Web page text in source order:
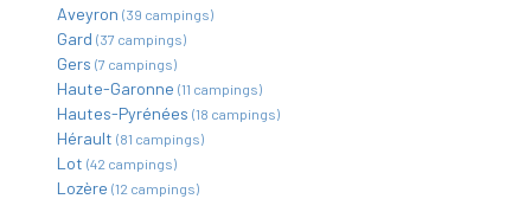
Aveyron (39 campings)
Gard (37 campings)
Gers (7 campings)
Haute-Garonne (11 campings)
Hautes-Pyrénées (18 campings)
Hérault (81 campings)
Lot (42 campings)
Lozère (12 campings)